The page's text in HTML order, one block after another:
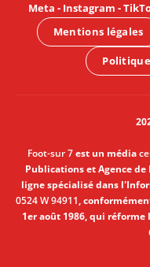
Meta - Instagram -
Mentions légales
Foot-sur 7est un média
Publications et Agence de
ligne spécialisé dans
0524 W 94911,
1er août 1986, qui